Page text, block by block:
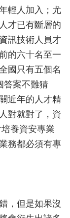
輕人加入；尤
才已有斷層的
訊技術人員才
的六十名至一
國只有五個名
答案不難猜
近年的人才精
對就對了，資
養資安專業
務都必須有專
，但是如果沒